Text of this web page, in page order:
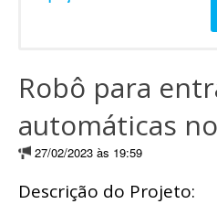
Robô para
automáticas
27/02/2023 às 19:59
Descrição do Projeto: